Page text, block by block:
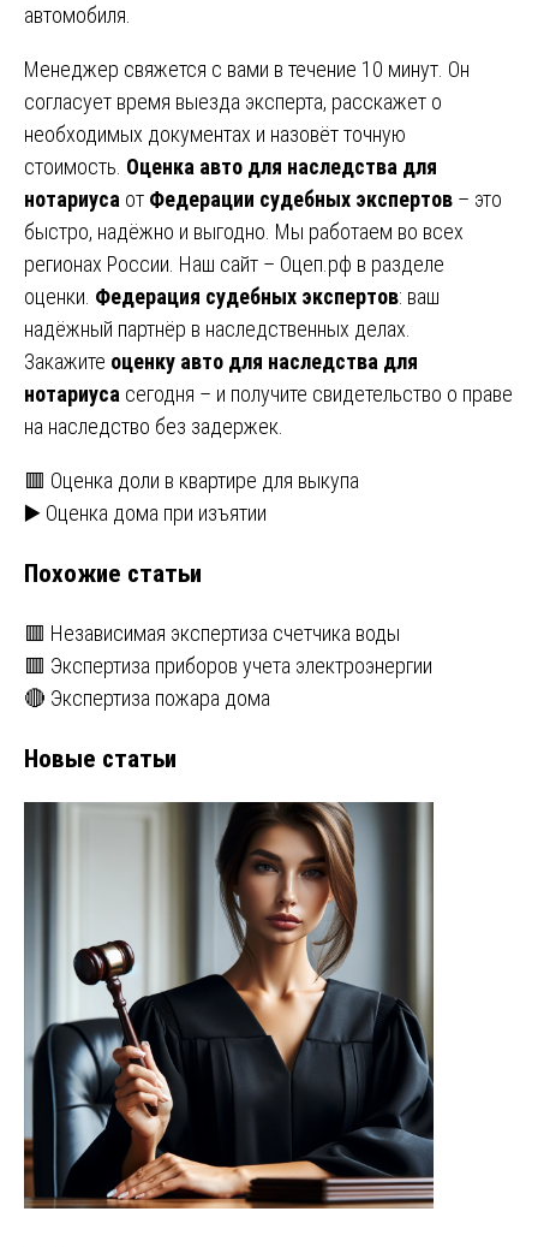
автомобиля.
Менеджер свяжется с вами в течение 10 минут. Он
согласует время выезда эксперта, расскажет о
необходимых документах и назовёт точную
стоимость. Оценка авто для наследства для
нотариуса от Федерации судебных экспертов – это
быстро, надёжно и выгодно. Мы работаем во всех
регионах России. Наш сайт – Оцеп.рф в разделе
оценки. Федерация судебных экспертов: ваш
надёжный партнёр в наследственных делах.
Закажите оценку авто для наследства для
нотариуса сегодня – и получите свидетельство о праве
на наследство без задержек.
Навигация
по
записям
🟥 Оценка доли в квартире для выкупа
▶️ Оценка дома при изъятии
Похожие статьи
🟥 Независимая экспертиза счетчика воды
🟥 Экспертиза приборов учета электроэнергии
🔴 Экспертиза пожара дома
Новые статьи